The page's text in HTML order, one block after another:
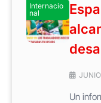
Internacio
nal
Un